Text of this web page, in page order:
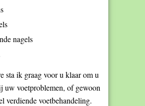
nagels
sta ik graag voor u klaar om u
uw voetproblemen, of gewoon
verdiende voetbehandeling.